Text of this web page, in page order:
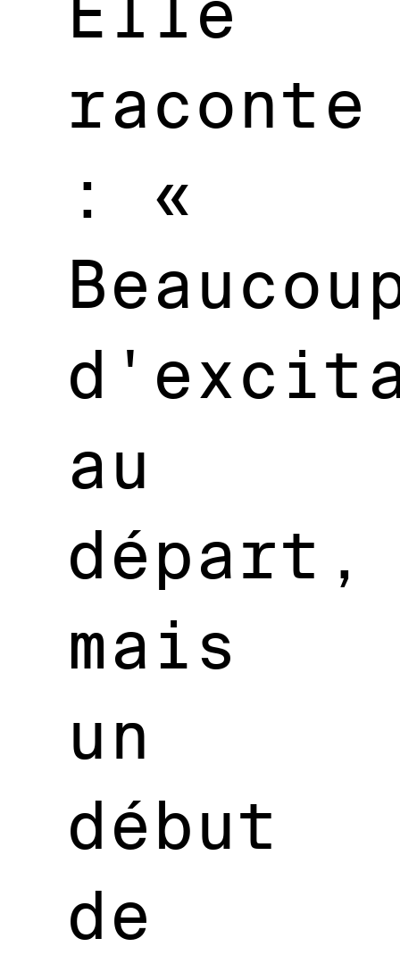
raconte
: «
au
départ,
mais
un
début
de